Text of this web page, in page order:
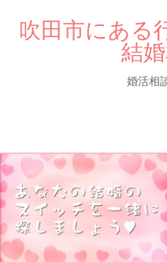
吹田市にある
結
婚活相
to
content